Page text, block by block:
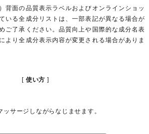
背面の品質表示ラベルおよびオンラインショッ
いる全成分リストは、一部表記が異なる場合が
ご了承ください。品質向上や国際的な成分名表
より全成分表示内容が変更される場合がありま
使い方
サージしながらなじませます。